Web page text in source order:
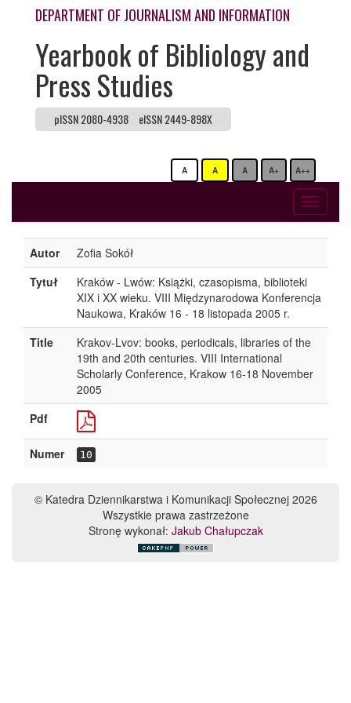
DEPARTMENT OF JOURNALISM AND INFORMATION
Yearbook of Bibliology and
Press Studies
pISSN 2080-4938 eISSN 2449-898X
A A A A+ A++
Toggle
Autor
Zofia Sokół
Tytuł
Kraków - Lwów: Książki, czasopisma, biblioteki
XIX i XX wieku. VIII Międzynarodowa Konferencja
Naukowa, Kraków 16 - 18 listopada 2005 r.
Title
Krakov-Lvov: books, periodicals, libraries of the
19th and 20th centuries. VIII International
Scholarly Conference, Krakow 16-18 November
2005
Pdf
Numer 10
© Katedra Dziennikarstwa i Komunikacji Społecznej 2026
Wszystkie prawa zastrzeżone
Stronę wykonał: Jakub Chałupczak